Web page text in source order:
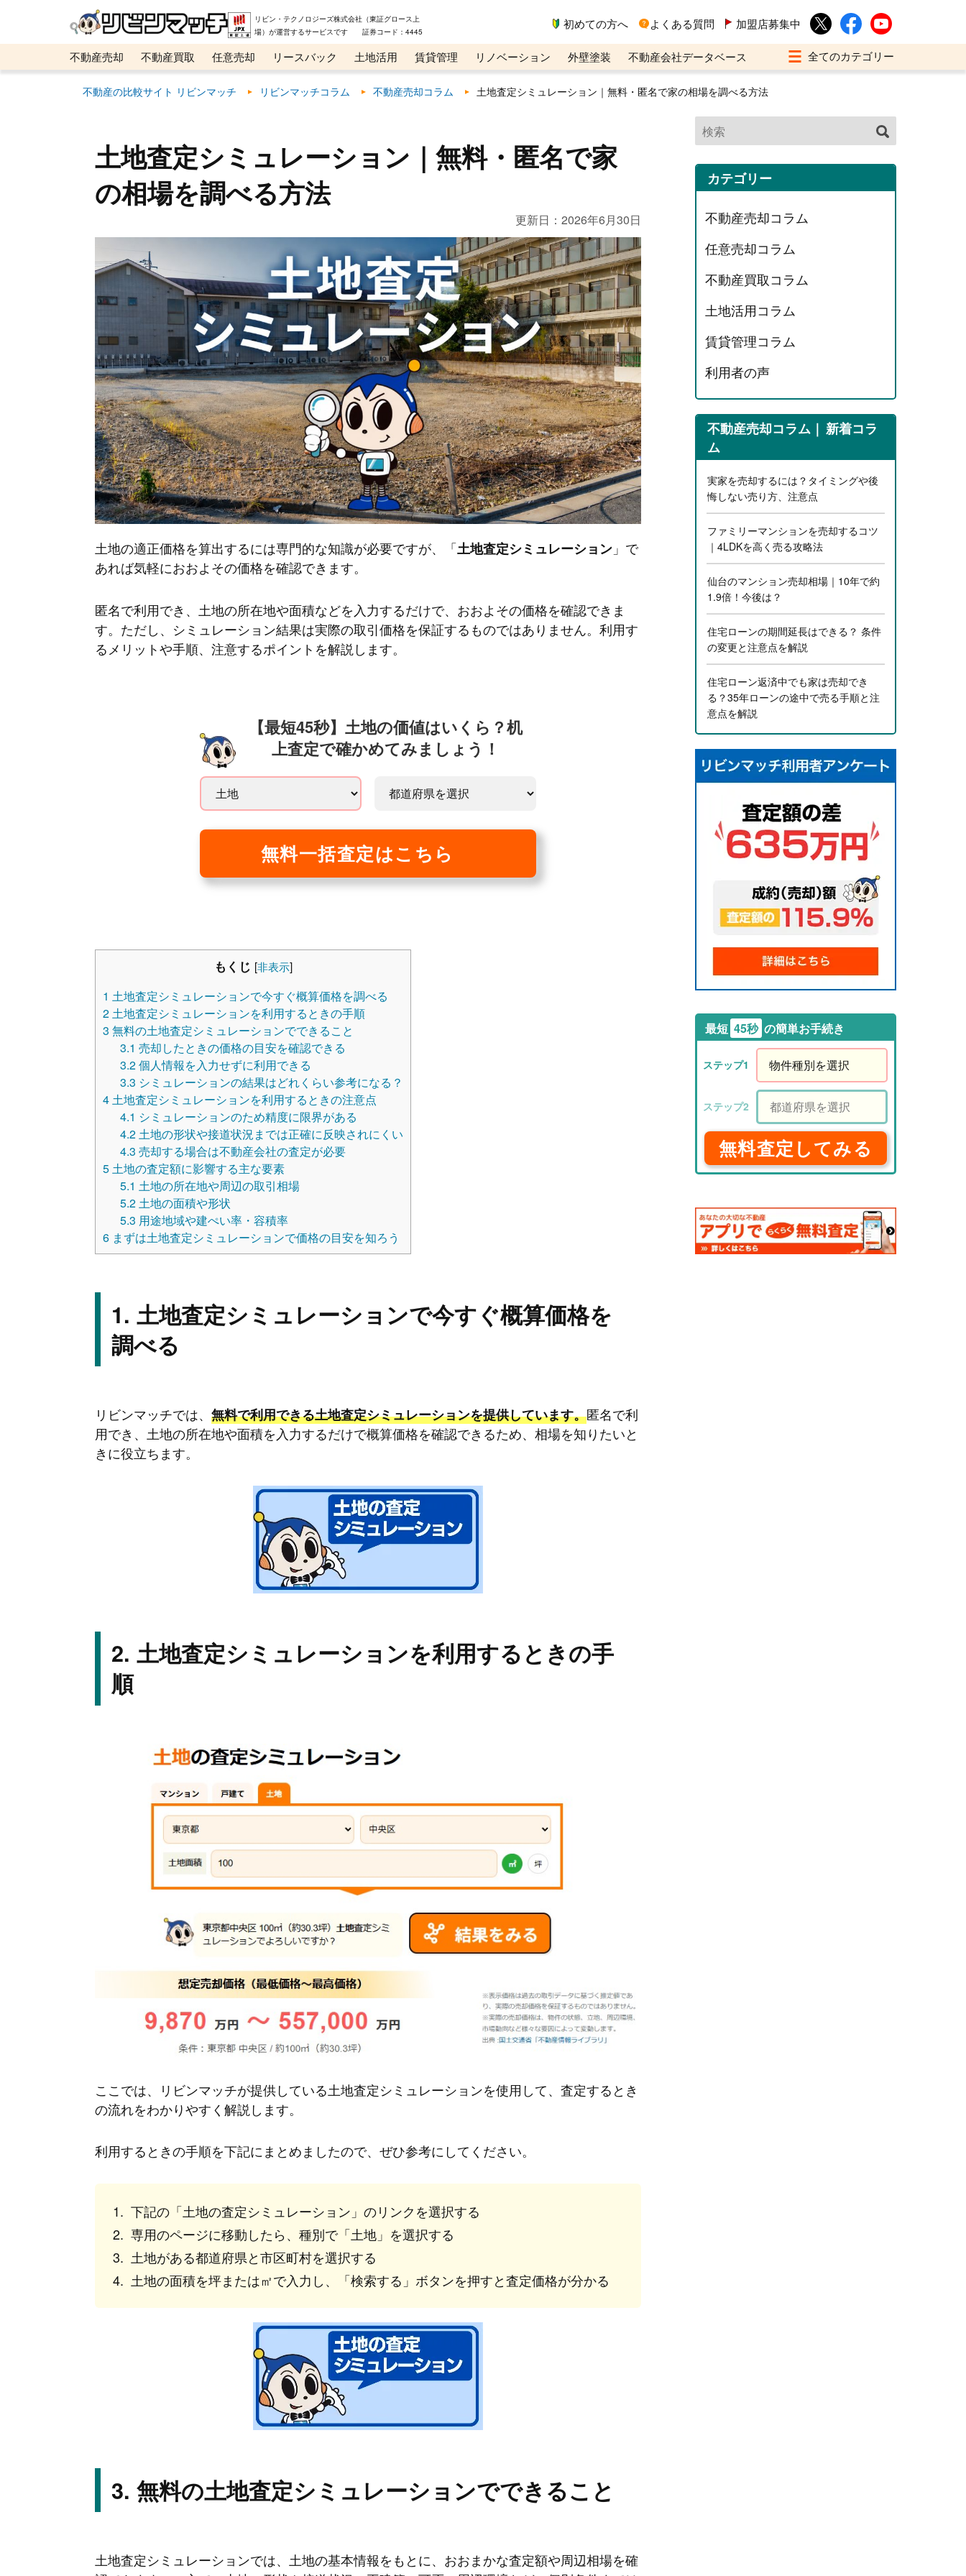
リビン・テクノロジーズ株式会社（東証グロース上
場）が運営するサービスです 証券コード：4445
初めての方へ よくある質問 加盟店募集中
不動産売却 不動産買取 任意売却 リースバック 土地活用 賃貸管理 リノベーション 外壁塗装
不動産会社データベース
メタ住宅展示場
ベスト不動産カンパニー オンライン講座 リビンマガジンBiz
不動産の比較サイト リビンマッチ リビンマッチコラム 不動産売却コラム 土地査定シミュレーション｜無料・匿名で家の相場を調べる方法
土地査定シミュレーション｜無料・匿名で家
の相場を調べる方法
更新日： 2026年6月30日
土地の適正価格を算出するには専門的な知識が必要ですが、「土地査定シミュレーション 」で
あれば気軽におおよその価格を確認できます。
匿名で利用でき、土地の所在地や面積などを入力するだけで、おおよその価格を確認できま
す。ただし、シミュレーション結果は実際の取引価格を保証するものではありません。利用す
るメリットや手順、注意するポイントを解説します。
【最短45秒】土地の価値はいくら？机
上査定で確かめてみましょう！
無料一括査定はこちら
もくじ [非表示]
1 土地査定シミュレーションで今すぐ概算価格を調べる
2土地査定シミュレーションを利用するときの手順
3 無料の土地査定シミュレーションでできること
3.1 売却したときの価格の目安を確認できる
3.2個人情報を入力せずに利用できる
3.3 シミュレーションの結果はどれくらい参考になる？
4土地査定シミュレーションを利用するときの注意点
4.1 シミュレーションのため精度に限界がある
4.2土地の形状や接道状況までは正確に反映されにくい
4.3 売却する場合は不動産会社の査定が必要
5土地の査定額に影響する主な要素
5.1 土地の所在地や周辺の取引相場
5.2土地の面積や形状
5.3 用途地域や建ぺい率・容積率
6 まずは土地査定シミュレーションで価格の目安を知ろう
土地査定シミュレーションで今すぐ概算価格を
調べる
リビンマッチでは、 無料で利用できる土地査定シミュレーションを提供しています。匿名で利
用でき、土地の所在地や面積を入力するだけで概算価格を確認できるため、相場を知りたいと
きに役立ちます。
土地査定シミュレーションを利用するときの手
順
ここでは、リビンマッチが提供している土地査定シミュレーションを使用して、査定するとき
の流れをわかりやすく解説します。
利用するときの手順を下記にまとめましたので、ぜひ参考にしてください。
下記の「土地の査定シミュレーション」のリンクを選択する
専用のページに移動したら、種別で「土地」を選択する
土地がある都道府県と市区町村を選択する
土地の面積を坪または㎡で入力し、「検索する」ボタンを押すと査定価格が分かる
無料の土地査定シミュレーションでできること
土地査定シミュレーションでは、土地の基本情報をもとに、おおまかな査定額や周辺相場を確
カテゴリー
不動産売却コラム
任意売却コラム
不動産買取コラム
土地活用コラム
賃貸管理コラム
利用者の声
不動産売却コラム
新着コラ
ム
実家を売却するには？タイミングや後
悔しない売り方、注意点
ファミリーマンションを売却するコツ
｜4LDKを高く売る攻略法
仙台のマンション売却相場｜10年で約
1.9倍！今後は？
住宅ローンの期間延長はできる？ 条件
の変更と注意点を解説
住宅ローン返済中でも家は売却でき
る？35年ローンの途中で売る手順と注
意点を解説
最短 45秒 の簡単お手続き
無料査定してみる